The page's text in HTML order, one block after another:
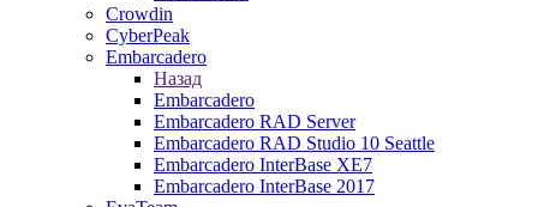
Crowdin
CyberPeak
Embarcadero
Назад
Embarcadero
Embarcadero RAD Server
Embarcadero RAD Studio 10 Seattle
Embarcadero InterBase XE7
Embarcadero InterBase 2017